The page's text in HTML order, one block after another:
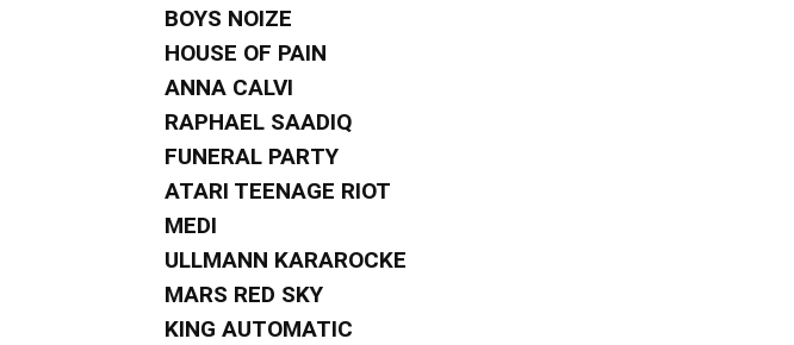
BOYS NOIZE
HOUSE OF PAIN
ANNA CALVI
RAPHAEL SAADIQ
FUNERAL PARTY
ATARI TEENAGE RIOT
MEDI
ULLMANN KARAROCKE
MARS RED SKY
KING AUTOMATIC